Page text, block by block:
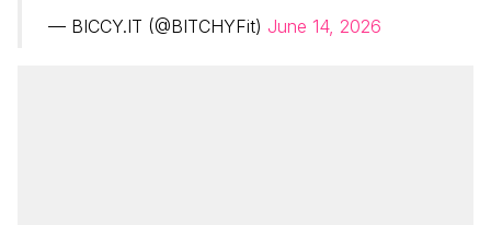
— BICCY.IT (@BITCHYFit) June 14, 2026